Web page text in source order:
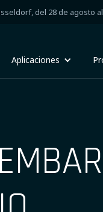
del 28 de agosto
Aplicaciones